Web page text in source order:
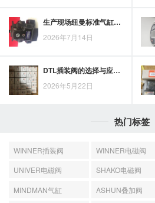
生产现场纽曼标准气缸故障排查：常见问题与处理思路
2026年7月14日
DTL插装阀的选择与应用技巧，你掌握了吗？
2026年5月22日
热门标签
WINNER插装阀 WINNER电磁阀
UNIVER电磁阀
SHAKO电磁阀
MINDMAN气缸
ASHUN叠加阀